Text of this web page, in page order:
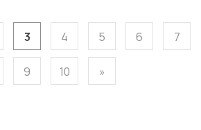
3 4 5 6 7
9 10 »